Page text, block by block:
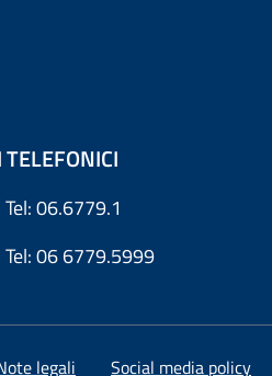
06.6779.1
06 6779.5999
legali Social media policy